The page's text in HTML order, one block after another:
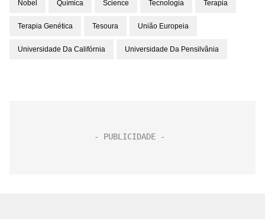
Nobel Química Science Tecnologia Terapia
Terapia Genética Tesoura União Europeia
Universidade Da Califórnia Universidade Da Pensilvânia